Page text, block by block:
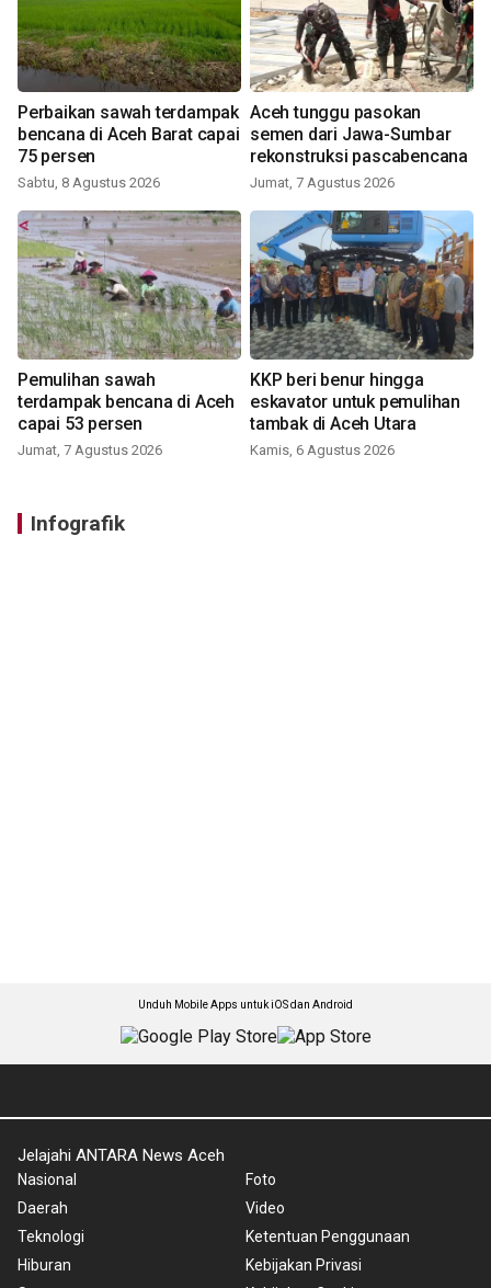
Perbaikan sawah terdampak
bencana di Aceh Barat capai
75 persen
Sabtu, 8 Agustus 2026
Aceh tunggu pasokan
semen dari Jawa-Sumbar
rekonstruksi pascabencana
Jumat, 7 Agustus 2026
Pemulihan sawah
terdampak bencana di Aceh
capai 53 persen
Jumat, 7 Agustus 2026
KKP beri benur hingga
eskavator untuk pemulihan
tambak di Aceh Utara
Kamis, 6 Agustus 2026
Infografik
Unduh Mobile Apps untuk iOS dan Android
Jelajahi ANTARA News Aceh
Nasional
Daerah
Teknologi
Hiburan
Foto
Video
Ketentuan Penggunaan
Kebijakan Privasi